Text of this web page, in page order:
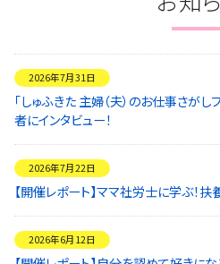
2026年7月31日
「しゅふきた 主婦（夫）のお仕事さが
者にインタビュー！
2026年7月22日
【開催レポート】ママ社労士に学ぶ！
2026年6月12日